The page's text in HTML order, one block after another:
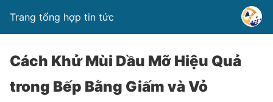
Trang tổng hợp tin tức
Cách Khử Mùi Dầu Mỡ Hiệu Quả
trong Bếp Bằng Giấm và Vỏ